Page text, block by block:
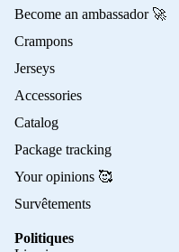
Become an ambassador 🚀
Crampons
Jerseys
Accessories
Catalog
Package tracking
Your opinions 🥰
Survêtements
Politiques